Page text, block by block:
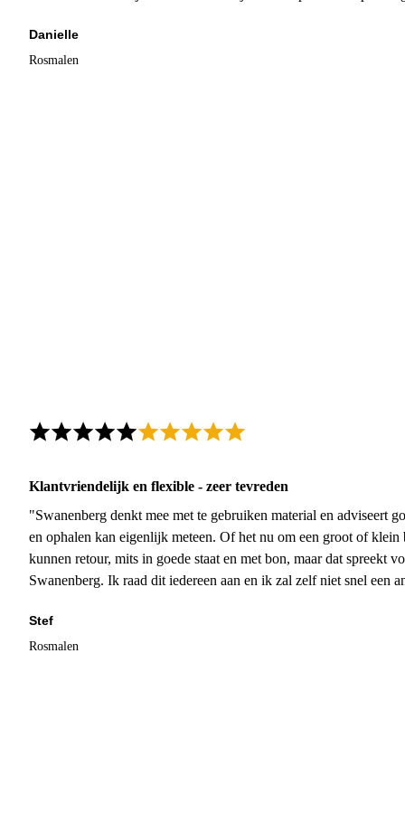
Danielle
Rosmalen
Klantvriendelijk en flexible - zeer tevreden
"Swanenberg denkt mee met te gebruiken material en adviseert
en ophalen kan eigenlijk meteen. Of het nu om een groot of
kunnen retour, mits in goede staat en met bon, maar dat spreekt
Swanenberg. Ik raad dit iedereen aan en ik zal zelf niet snel een
Stef
Rosmalen